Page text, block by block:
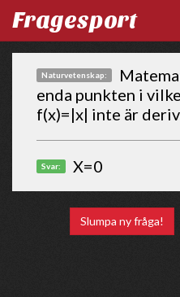
Fragesport
Naturvetenskap:
enda punkten i
f(x)=|x| inte är
Svar: X=0
Slumpa ny fråga!